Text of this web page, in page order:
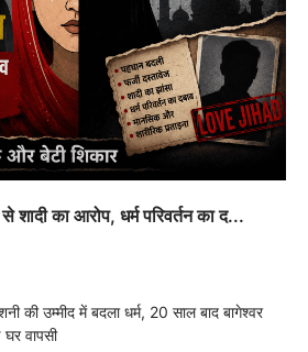
शादी का आरोप, धर्म परिवर्तन का द...
की उम्मीद में बदला धर्म, 20 साल बाद बागेश्वर
वापसी